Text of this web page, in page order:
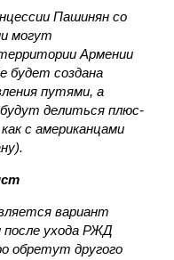
Пашинян со
могут
Армении
будет создана
путями, а
делиться плюс-
с американцами
вариант
ухода РЖД
обретут другого